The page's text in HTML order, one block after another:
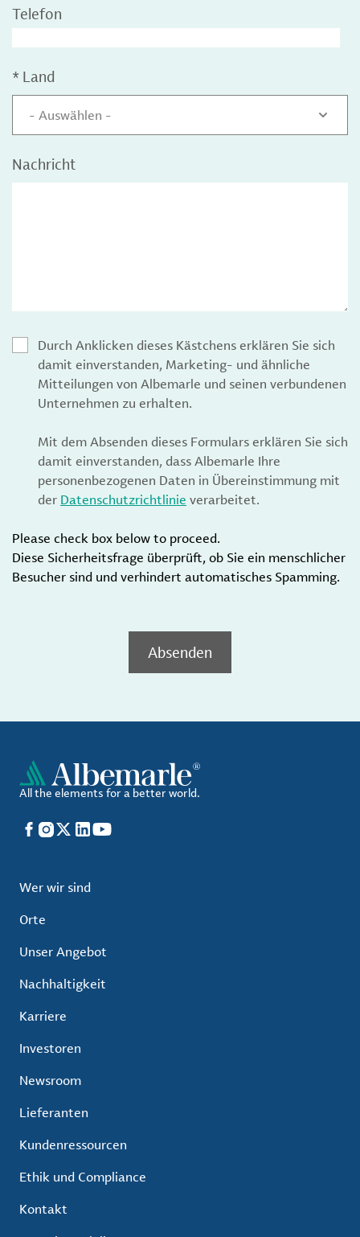
Telefon
* Land
- Auswählen -
Nachricht
Durch Anklicken dieses Kästchens erklären Sie sich
damit einverstanden, Marketing- und ähnliche
Mitteilungen von Albemarle und seinen verbundenen
Unternehmen zu erhalten.
Mit dem Absenden dieses Formulars erklären Sie sich
damit einverstanden, dass Albemarle Ihre
personenbezogenen Daten in Übereinstimmung mit
der Datenschutzrichtlinie verarbeitet.
Please check box below to proceed.
Diese Sicherheitsfrage überprüft, ob Sie ein menschlicher
Besucher sind und verhindert automatisches Spamming.
Absenden
All the elements for a better world.
Facebook
Instagram
X LinkedIn
YouTube
Wer wir sind
Orte
Unser Angebot
Nachhaltigkeit
Karriere
Investoren
Newsroom
Lieferanten
Kundenressourcen
Ethik und Compliance
Kontakt